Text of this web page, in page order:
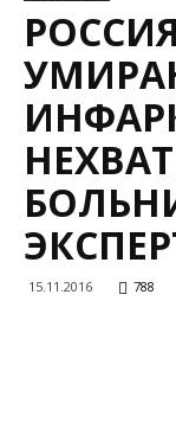
15.11.2016 788